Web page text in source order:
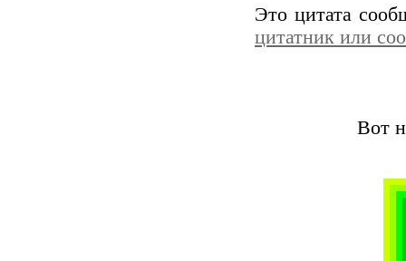
Это цитата
цитатник или
Вот